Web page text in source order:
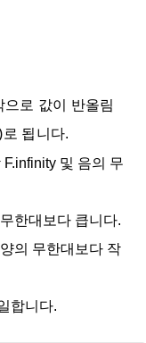
로 값이 반올림
로 됩니다.
F.infinity 및 음의 무
한대보다 큽니다.
의 무한대보다 작
합니다.